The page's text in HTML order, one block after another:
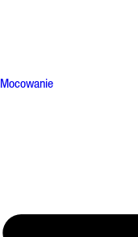
Mocowanie